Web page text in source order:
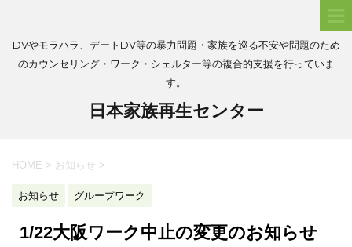
DVやモラハラ、デートDV等の暴力問題・家族を巡る不安や問題のため
のカウンセリング・ワーク・シェルター等の複合的支援を行っていま
す。
日本家族再生センター
HOME > お知らせ >
お知らせ グループワーク
1/22大阪ワーク中止の変更のお知らせ